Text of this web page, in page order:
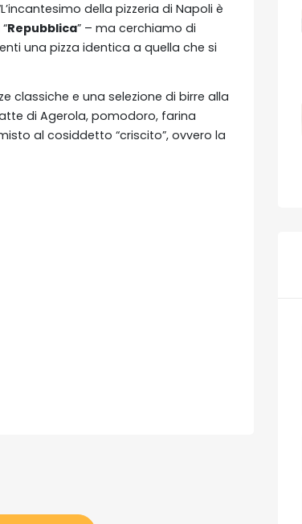
della pizzeria di Napoli è
Repubblica” – ma cerchiamo di
una pizza identica a quella che si
classiche e una selezione di birre alla
di Agerola, pomodoro, farina
al cosiddetto “criscito”, ovvero la